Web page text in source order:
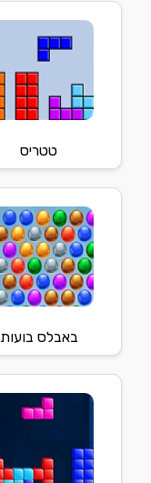
טטריס
באבלס בועות